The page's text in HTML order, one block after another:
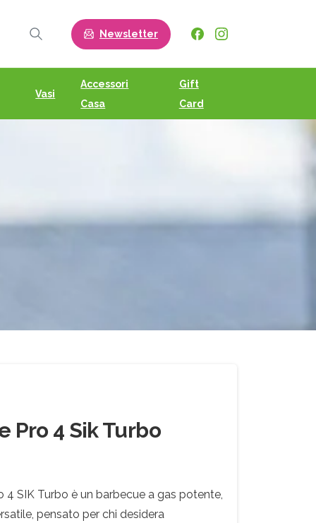
Search
Newsletter
Vasi
Accessori
Casa
Gift
Card
Pro 4 Sik Turbo
4 SIK Turbo è un barbecue a gas potente,
pensato per chi desidera